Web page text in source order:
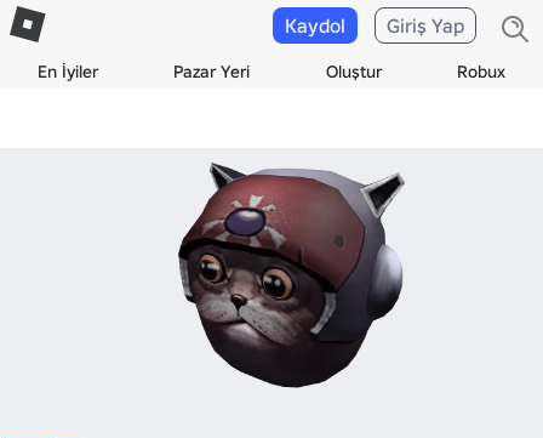
En İyiler Pazar Yeri Oluştur Robux
Kaydol Giriş Yap